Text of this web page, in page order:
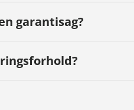
garantisag?